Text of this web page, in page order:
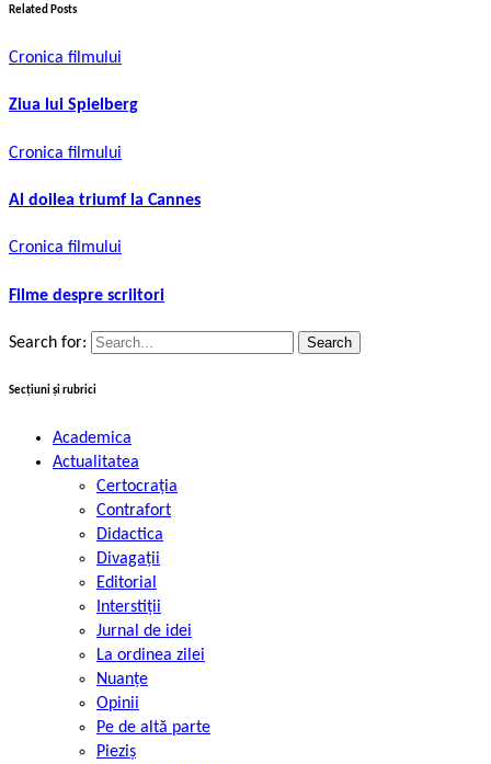
Related Posts
Cronica filmului
Ziua lui Spielberg
Cronica filmului
Al doilea triumf la Cannes
Cronica filmului
Filme despre scriitori
Search for:
Secțiuni și rubrici
Academica
Actualitatea
Certocrația
Contrafort
Didactica
Divagații
Editorial
Interstiții
Jurnal de idei
La ordinea zilei
Nuanțe
Opinii
Pe de altă parte
Pieziș